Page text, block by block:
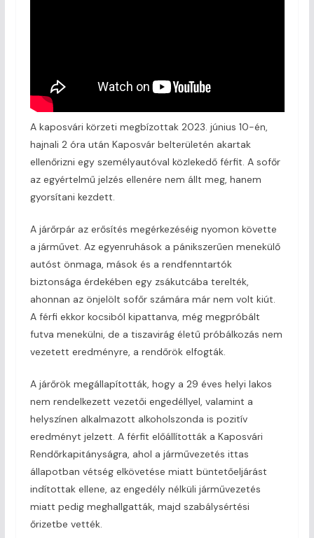
A kaposvári körzeti megbízottak 2023. június 10-én,
hajnali 2 óra után Kaposvár belterületén akartak
ellenőrizni egy személyautóval közlekedő férfit. A sofőr
az egyértelmű jelzés ellenére nem állt meg, hanem
gyorsítani kezdett.
A járőrpár az erősítés megérkezéséig nyomon követte
a járművet. Az egyenruhások a pánikszerűen menekülő
autóst önmaga, mások és a rendfenntartók
biztonsága érdekében egy zsákutcába terelték,
ahonnan az önjelölt sofőr számára már nem volt kiút.
A férfi ekkor kocsiból kipattanva, még megpróbált
futva menekülni, de a tiszavirág életű próbálkozás nem
vezetett eredményre, a rendőrök elfogták.
A járőrök megállapították, hogy a 29 éves helyi lakos
nem rendelkezett vezetői engedéllyel, valamint a
helyszínen alkalmazott alkoholszonda is pozitív
eredményt jelzett. A férfit előállították a Kaposvári
Rendőrkapitányságra, ahol a járművezetés ittas
állapotban vétség elkövetése miatt büntetőeljárást
indítottak ellene, az engedély nélküli járművezetés
miatt pedig meghallgatták, majd szabálysértési
őrizetbe vették.